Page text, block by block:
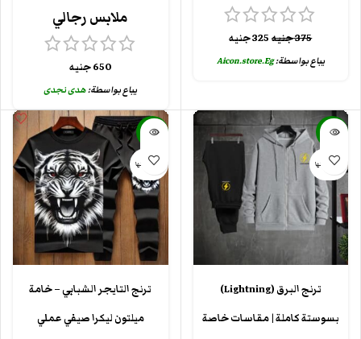
375جنيه 325جنيه
يباع بواسطة:Aicon.store.Eg
ملابس رجالي
650جنيه
يباع بواسطة:هدى نجدى
-39%
بيعت كلها
ترنج البرق (Lightning)
بسوستة كاملة | مقاسات خاصة
-20%
بيعت كلها
ترنج التايجر الشبابي – خامة
ميلتون ليكرا صيفي عملي